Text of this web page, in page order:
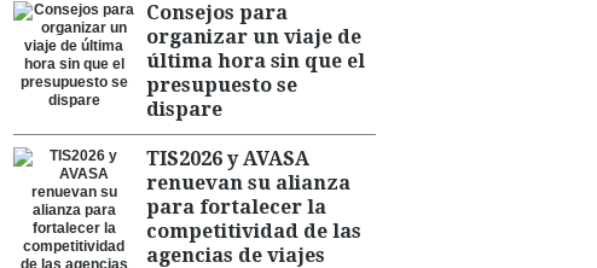
Consejos para
organizar un viaje de
última hora sin que el
presupuesto se
dispare
TIS2026 y AVASA
renuevan su alianza
para fortalecer la
competitividad de las
agencias de viajes